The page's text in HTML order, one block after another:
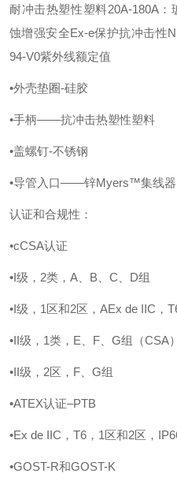
耐冲击热塑性塑料20A-180A
蚀增强安全Ex-e保护抗冲击性
94-V0紫外线额定值
•外壳垫圈-硅胶
•手柄——抗冲击热塑性塑料
•盖螺钉-不锈钢
•导管入口——锌Myers™集线器
认证和合规性：
•cCSA认证
•I级，2类，A、B、C、D组
•I级，1区和2区，AEx de IIC，
•II级，1类，E、F、G组（CSA）
•II级，2区，F、G组
•ATEX认证–PTB
•Ex de IIC，T6，1区和2区，
•GOST-R和GOST-K